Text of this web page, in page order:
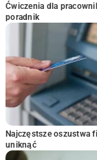
Ćwiczenia dla
poradnik
Najczęstsze oszustwa
uniknąć